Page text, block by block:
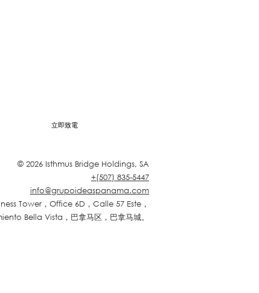
立即致電
© 2026 Isthmus Bridge Holdings, SA
+(507) 835-5447
info@grupoideaspanama.com
Tower，Office 6D，Calle 57 Este，
Bella Vista，巴拿马区，巴拿马城。